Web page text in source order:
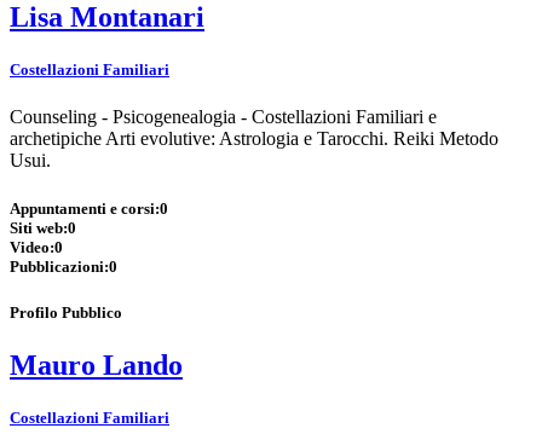
Lisa Montanari
Costellazioni Familiari
Counseling - Psicogenealogia - Costellazioni Familiari e
archetipiche Arti evolutive: Astrologia e Tarocchi. Reiki Metodo
Usui.
Appuntamenti e corsi:0
Siti web:0
Video:0
Pubblicazioni:0
Profilo Pubblico
Mauro Lando
Costellazioni Familiari